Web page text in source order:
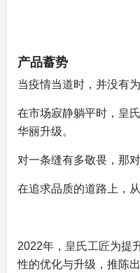
产品蓄势
当疫情当道时，并没有为
在市场寂静躺平时， 皇
华丽升级。
对一条缝有多敬畏，那
在追求品质的道路上，从
2022年， 皇氏工匠为提
性的优化与升级，推陈出